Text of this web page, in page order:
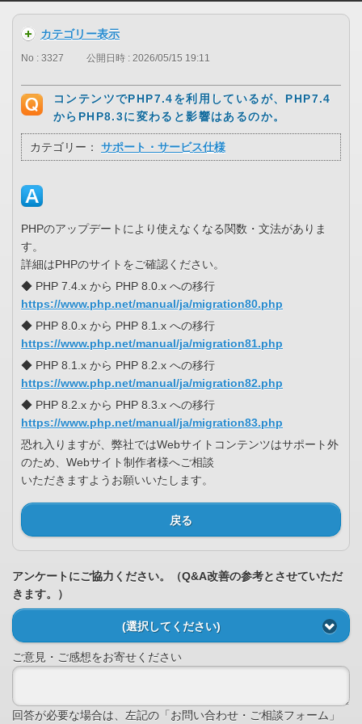
カテゴリー表示
No : 3327 公開日時 : 2026/05/15 19:11
コンテンツでPHP7.4を利用しているが、PHP7.4
からPHP8.3に変わると影響はあるのか。
カテゴリー： サポート・サービス仕様
PHPのアップデートにより使えなくなる関数・文法がありま
す。
詳細はPHPのサイトをご確認ください。
◆ PHP 7.4.x から PHP 8.0.x への移行
https://www.php.net/manual/ja/migration80.php
◆ PHP 8.0.x から PHP 8.1.x への移行
https://www.php.net/manual/ja/migration81.php
◆ PHP 8.1.x から PHP 8.2.x への移行
https://www.php.net/manual/ja/migration82.php
◆ PHP 8.2.x から PHP 8.3.x への移行
https://www.php.net/manual/ja/migration83.php
恐れ入りますが、弊社ではWebサイトコンテンツはサポート外
のため、Webサイト制作者様へご相談
いただきますようお願いいたします。
戻る
アンケートにご協力ください。（Q&A改善の参考とさせていただ
きます。）
(選択してください)
ご意見・ご感想をお寄せください
回答が必要な場合は、左記の「お問い合わせ・ご相談フォーム」